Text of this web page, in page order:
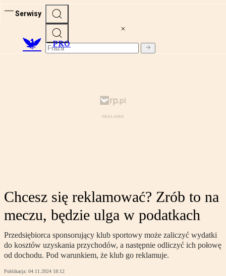
Serwisy
PRO
Chcesz się reklamować? Zrób to na
meczu, będzie ulga w podatkach
Przedsiębiorca sponsorujący klub sportowy może zaliczyć wydatki
do kosztów uzyskania przychodów, a następnie odliczyć ich połowę
od dochodu. Pod warunkiem, że klub go reklamuje.
Publikacja: 04.11.2024 18:12